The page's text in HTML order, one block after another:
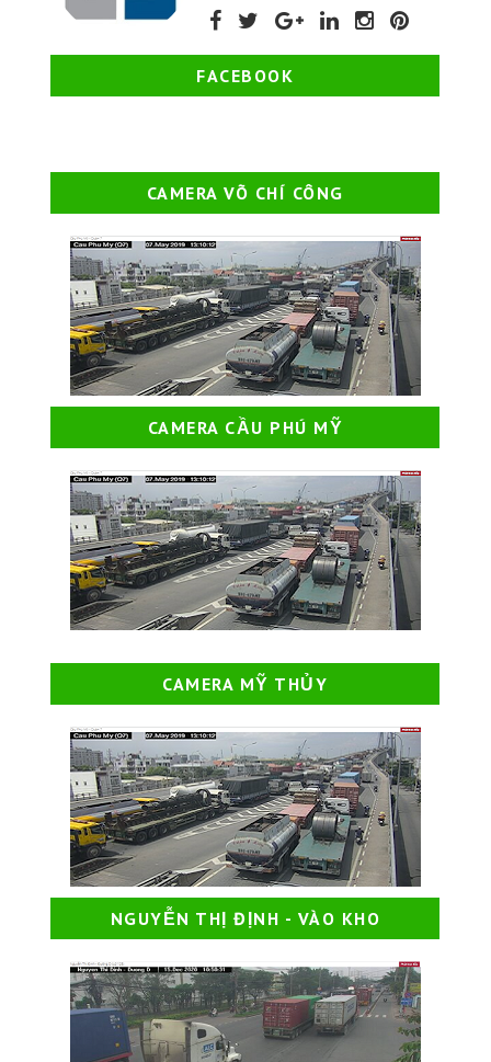
FACEBOOK
CAMERA VÕ CHÍ CÔNG
CAMERA CẦU PHÚ MỸ
CAMERA MỸ THỦY
NGUYỄN THỊ ĐỊNH - VÀO KHO